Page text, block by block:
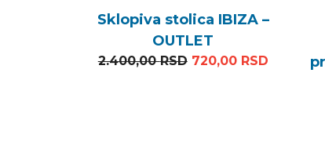
Sklopiva stolica IBIZA –
OUTLET
2.400,00RSD Originalna cena je
720,00 RSD